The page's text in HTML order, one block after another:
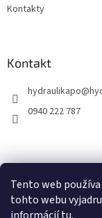
Tento web
tohto webu
Kontakty
Kontakt
hydraulikapo@
0940 222 787